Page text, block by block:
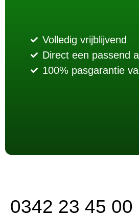
Volledig vrijblijvend
Direct een passend
100% pasgarantie
0342 23 45 00